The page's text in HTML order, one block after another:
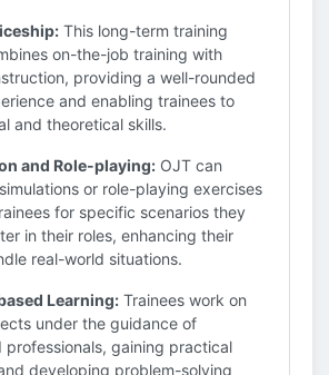
This long-term training
on-the-job training with
providing a well-rounded
and enabling trainees to
and theoretical skills.
and Role-playing: OJT can
or role-playing exercises
for specific scenarios they
in their roles, enhancing their
real-world situations.
Learning: Trainees work on
under the guidance of
professionals, gaining practical
developing problem-solving